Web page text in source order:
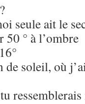
seule ait le
50 ° à l’ombre
de soleil, où